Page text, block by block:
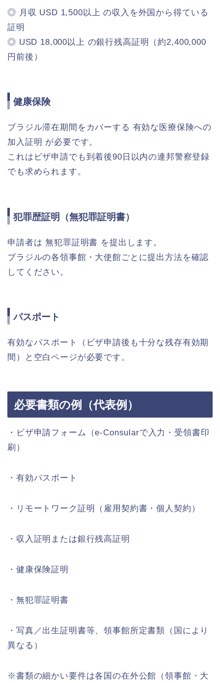
◎ 月収 USD 1,500以上 の収入を外国から得ている
証明
◎ USD 18,000以上 の銀行残高証明（約2,400,000
円前後）
健康保険
ブラジル滞在期間をカバーする 有効な医療保険への
加入証明 が必要です。
これはビザ申請でも到着後90日以内の連邦警察登録
でも求められます。
犯罪歴証明（無犯罪証明書）
申請者は 無犯罪証明書 を提出します。
ブラジルの各領事館・大使館ごとに提出方法を確認
してください。
パスポート
有効なパスポート（ビザ申請後も十分な残存有効期
間）と空白ページが必要です。
必要書類の例（代表例）
・ビザ申請フォーム（e-Consularで入力・受領書印
刷）
・有効パスポート
・リモートワーク証明（雇用契約書・個人契約）
・収入証明または銀行残高証明
・健康保険証明
・無犯罪証明書
・写真／出生証明書等、領事館所定書類（国により
異なる）
※書類の細かい要件は各国の在外公館（領事館・大